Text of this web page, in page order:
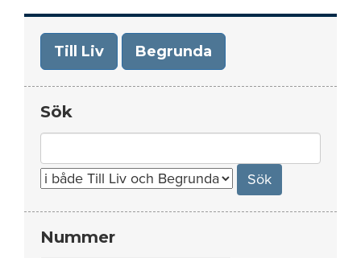
Till Liv Begrunda
Sök
for:
Nummer